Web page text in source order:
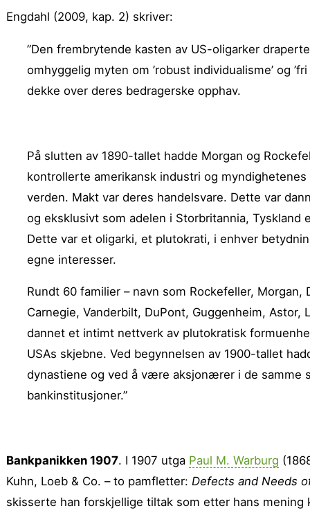
Engdahl (2009, kap. 2) skriver:
”Den frembrytende kasten av US-oligarker
omhyggelig myten om ’robust individualisme’ og
dekke over deres bedragerske opphav.
På slutten av 1890-tallet hadde Morgan og
kontrollerte amerikansk industri og
verden. Makt var deres handelsvare. Dette var
og eksklusivt som adelen i Storbritannia,
Dette var et oligarki, et plutokrati, i enhver
egne interesser.
Rundt 60 familier – navn som Rockefeller,
Carnegie, Vanderbilt, DuPont, Guggenheim,
dannet et intimt nettverk av pluto­kratisk
USAs skjebne. Ved begynnelsen av 1900-tallet
dynastiene og ved å være aksjonærer i de samme
bankinstitusjoner.”
Bankpanikken 1907. I 1907 utga Paul M. Warburg
Kuhn, Loeb & Co. – to pamfletter: Defects and Needs
skisserte han forskjellige tiltak som etter hans